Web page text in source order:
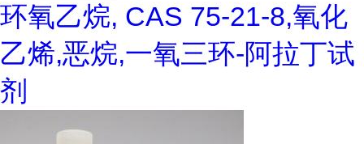
环氧乙烷, CAS 75-21-8,氧化
乙烯,恶烷,一氧三环-阿拉丁试
剂